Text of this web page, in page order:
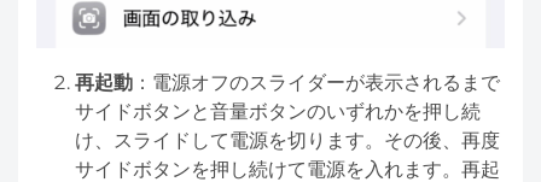
再起動 ：電源オフのスライダーが表示されるまで
サイドボタンと音量ボタンのいずれかを押し続
け、スライドして電源を切ります。その後、再度
サイドボタンを押し続けて電源を入れます。再起